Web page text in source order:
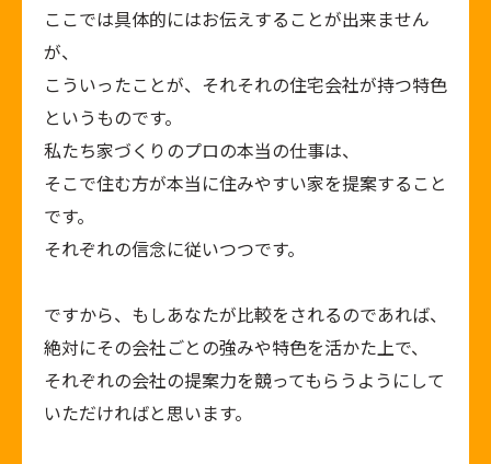
ここでは具体的にはお伝えすることが出来ません
が、
こういったことが、それそれの住宅会社が持つ特色
というものです。
私たち家づくりのプロの本当の仕事は、
そこで住む方が本当に住みやすい家を提案すること
です。
それぞれの信念に従いつつです。
ですから、もしあなたが比較をされるのであれば、
絶対にその会社ごとの強みや特色を活かた上で、
それぞれの会社の提案力を競ってもらうようにして
いただければと思います。